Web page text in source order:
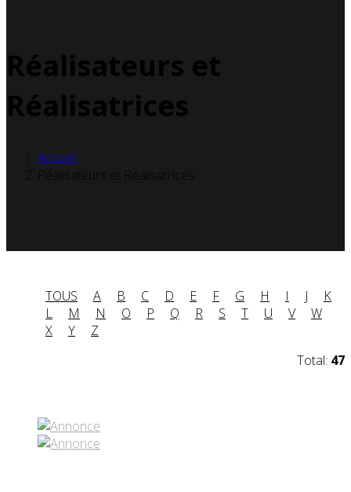
Réalisateurs et
Réalisatrices
Accueil
Réalisateurs et Réalisatrices
TOUS A B C D E F G H I J
K
L
M N O P Q R S T U V
W
X
Y
Z
Total: 47